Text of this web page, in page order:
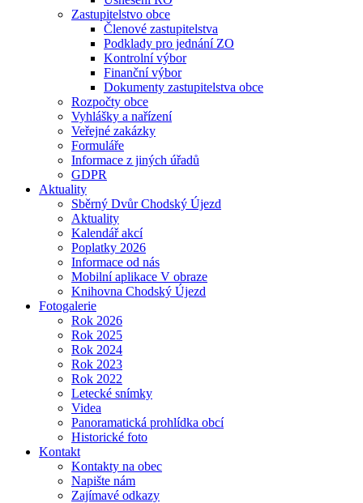
Zastupitelstvo obce
Členové zastupitelstva
Podklady pro jednání ZO
Kontrolní výbor
Finanční výbor
Dokumenty zastupitelstva obce
Rozpočty obce
Vyhlášky a nařízení
Veřejné zakázky
Formuláře
Informace z jiných úřadů
GDPR
Aktuality
Sběrný Dvůr Chodský Újezd
Aktuality
Kalendář akcí
Poplatky 2026
Informace od nás
Mobilní aplikace V obraze
Knihovna Chodský Újezd
Fotogalerie
Rok 2026
Rok 2025
Rok 2024
Rok 2023
Rok 2022
Letecké snímky
Videa
Panoramatická prohlídka obcí
Historické foto
Kontakt
Kontakty na obec
Napište nám
Zajímavé odkazy